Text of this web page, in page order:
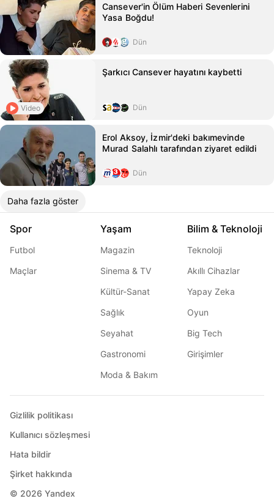
Cansever'in Ölüm Haberi Sevenlerini
Yasa Boğdu!
Dün
Video
Şarkıcı Cansever hayatını kaybetti
Dün
Erol Aksoy, İzmir'deki bakımevinde
Murad Salahlı tarafından ziyaret edildi
Dün
Daha fazla göster
Spor
Futbol
Maçlar
Yaşam
Magazin
Sinema & TV
Kültür-Sanat
Sağlık
Seyahat
Gastronomi
Moda & Bakım
Bilim & Teknoloji
Teknoloji
Akıllı Cihazlar
Yapay Zeka
Oyun
Big Tech
Girişimler
© 2026 Yandex
Gizlilik politikası
Kullanıcı sözleşmesi
Hata bildir
Şirket hakkında